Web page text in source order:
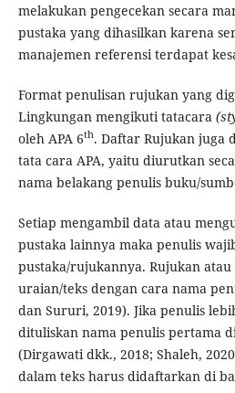
melakukan pengecekan secara
pustaka yang dihasilkan karena
manajemen referensi terdapat
Format penulisan rujukan yang
Lingkungan mengikuti tatacara
oleh APA 6th. Daftar Rujukan juga
tata cara APA, yaitu diurutkan
nama belakang penulis buku/
Setiap mengambil data atau
pustaka lainnya maka penulis
pustaka/rujukannya. Rujukan
uraian/teks dengan cara nama
dan Sururi, 2019). Jika penulis
dituliskan nama penulis pertama
(Dirgawati dkk., 2018; Shaleh,
dalam teks harus didaftarkan di